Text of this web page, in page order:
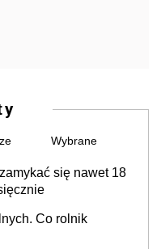
Wybrane
się nawet 18
Co rolnik